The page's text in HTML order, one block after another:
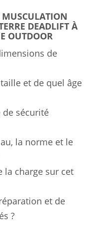
MUSCULATION
DEADLIFT À
OUTDOOR
de
et de quel âge
de sécurité
la norme et le
la charge sur cet
et de
?